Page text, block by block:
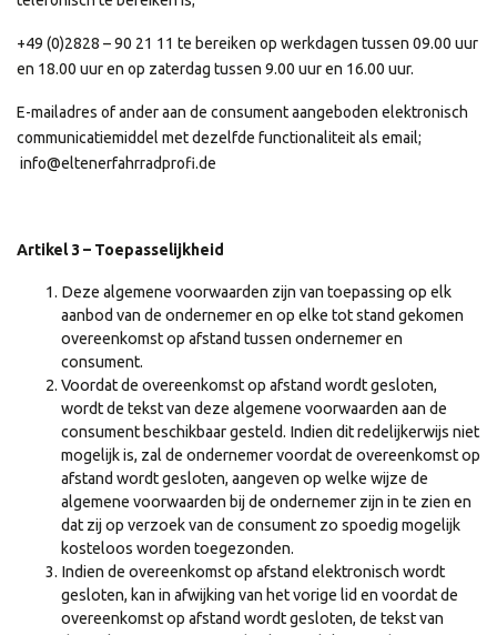
+49 (0)2828 – 90 21 11 te bereiken op werkdagen tussen 09.00 uur
en 18.00 uur en op zaterdag tussen 9.00 uur en 16.00 uur.
E-mailadres of ander aan de consument aangeboden elektronisch
communicatiemiddel met dezelfde functionaliteit als email;
info@eltenerfahrradprofi.de
Artikel 3 – Toepasselijkheid
Deze algemene voorwaarden zijn van toepassing op elk
aanbod van de ondernemer en op elke tot stand gekomen
overeenkomst op afstand tussen ondernemer en
consument.
Voordat de overeenkomst op afstand wordt gesloten,
wordt de tekst van deze algemene voorwaarden aan de
consument beschikbaar gesteld. Indien dit redelijkerwijs niet
mogelijk is, zal de ondernemer voordat de overeenkomst op
afstand wordt gesloten, aangeven op welke wijze de
algemene voorwaarden bij de ondernemer zijn in te zien en
dat zij op verzoek van de consument zo spoedig mogelijk
kosteloos worden toegezonden.
Indien de overeenkomst op afstand elektronisch wordt
gesloten, kan in afwijking van het vorige lid en voordat de
overeenkomst op afstand wordt gesloten, de tekst van